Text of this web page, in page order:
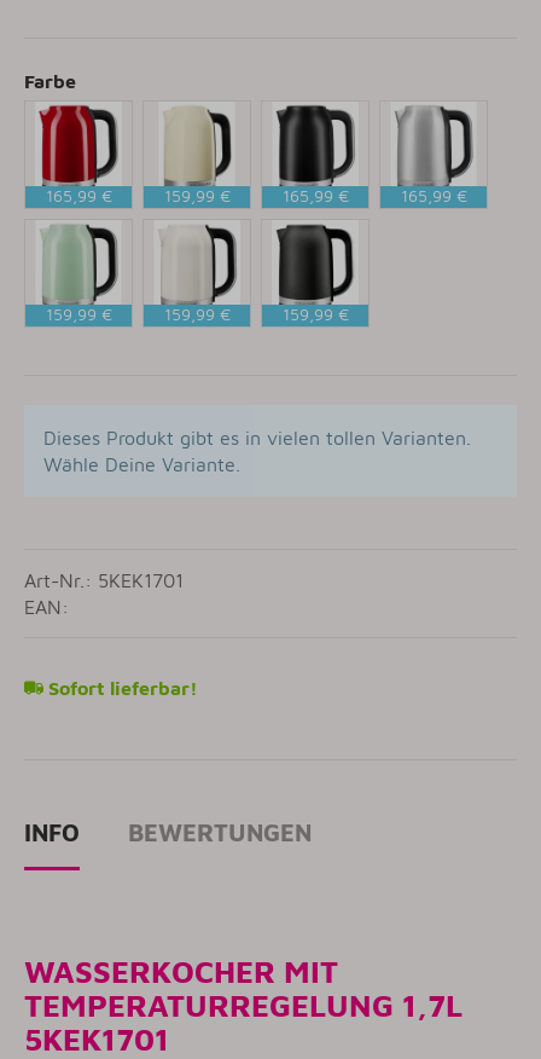
Farbe
EMPIRE
165,99 €
CREME
159,99 €
MATT
SCHWARZ
165,99 € 165,99 €
159,99 € 159,99 € 159,99 €
Dieses Produkt gibt es in vielen tollen Varianten.
Wähle Deine Variante.
Art-Nr.: 5KEK1701
EAN:
Sofort lieferbar!
INFO BEWERTUNGEN
WASSERKOCHER MIT
TEMPERATURREGELUNG 1,7L
5KEK1701